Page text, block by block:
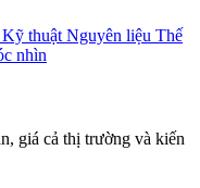
Kỹ thuật Nguyên liệu Thế
nhìn
giá cả thị trường và kiến